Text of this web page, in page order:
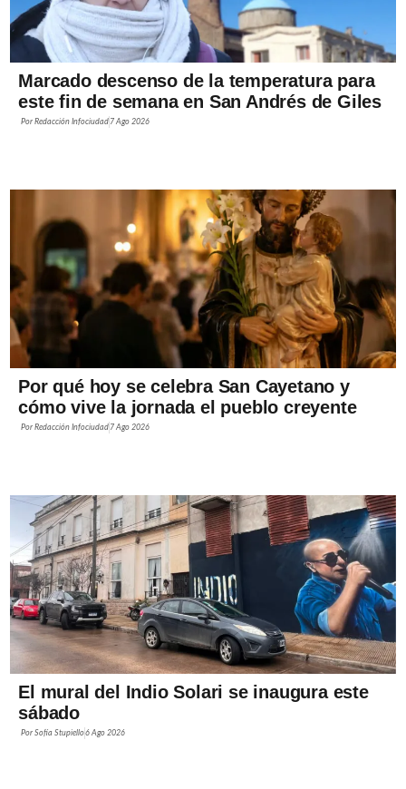
Marcado descenso de la temperatura para
este fin de semana en San Andrés de Giles
PorRedacción Infociudad 7 Ago 2026
Por qué hoy se celebra San Cayetano y
cómo vive la jornada el pueblo creyente
PorRedacción Infociudad 7 Ago 2026
El mural del Indio Solari se inaugura este
sábado
PorSofía Stupiello6 Ago 2026